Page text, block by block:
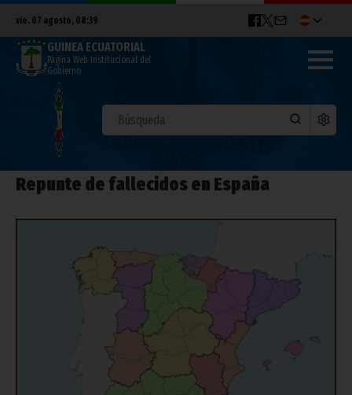
vie. 07 agosto, 08:39
GUINEA ECUATORIAL
Página Web Institucional del
Gobierno
Repunte de fallecidos en España